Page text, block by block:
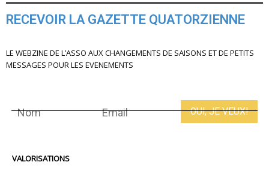
RECEVOIR LA GAZETTE QUATORZIENNE
LE WEBZINE DE L’ASSO AUX CHANGEMENTS DE SAISONS ET DE PETITS
MESSAGES POUR LES EVENEMENTS
VALORISATIONS